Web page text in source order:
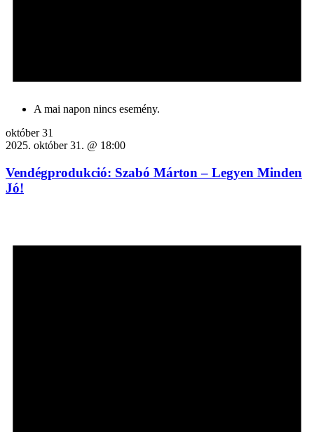
A mai napon nincs esemény.
október 31
2025. október 31. @ 18:00
Vendégprodukció: Szabó Márton – Legyen Minden
Jó!